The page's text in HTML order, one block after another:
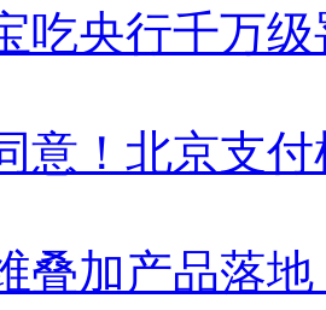
吃央行千万
意！北京支
叠加产品落